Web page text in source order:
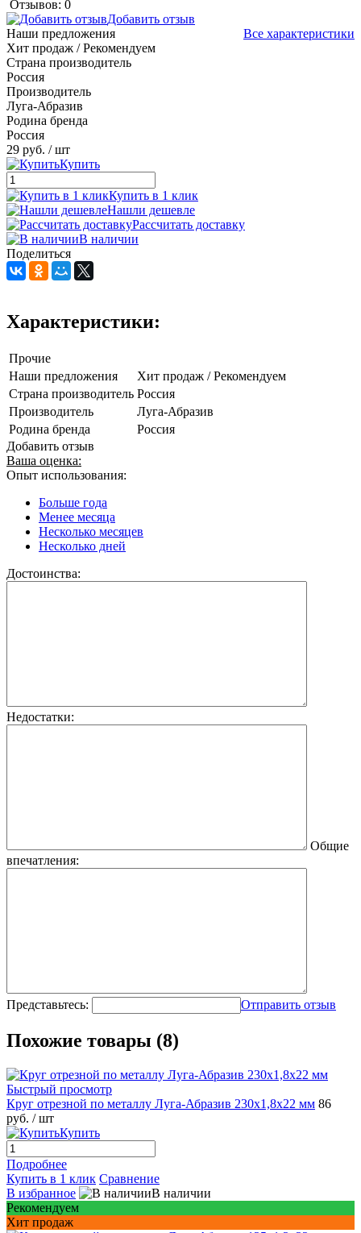
Отзывов: 0
Добавить отзыв
Все характеристики
Наши предложения
Хит продаж / Рекомендуем
Страна производитель
Россия
Производитель
Луга-Абразив
Родина бренда
Россия
29 руб. / шт
Купить
Купить в 1 клик
Нашли дешевле
Рассчитать доставку
В наличии
Поделиться
Характеристики:
Прочие
Наши предложения
Хит продаж / Рекомендуем
Страна производитель Россия
Производитель
Луга-Абразив
Родина бренда
Россия
Добавить отзыв
Ваша оценка:
Опыт использования:
Больше года
Менее месяца
Несколько месяцев
Несколько дней
Достоинства:
Недостатки:
Общие
впечатления:
Представьтесь: Отправить отзыв
Похожие товары (8)
Быстрый просмотр
Круг отрезной по металлу Луга-Абразив 230x1,8x22 мм 86
руб. / шт
Купить
Подробнее
Купить в 1 клик Сравнение
В избранное
В наличии
Рекомендуем
Хит продаж